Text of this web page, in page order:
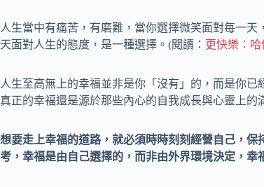
人生當中有痛苦，有磨難，當你選擇微笑面對每一
天面對人生的態度，是一種選擇。(閱讀： 更快樂：
人生至高無上的幸福並非是你「沒有」的，而是你
真正的幸福還是源於那些內心的自我成長與心靈上的
想要走上幸福的道路，就必須時時刻刻經營自己，
考，幸福是由自己選擇的，而非由外界環境決定，幸